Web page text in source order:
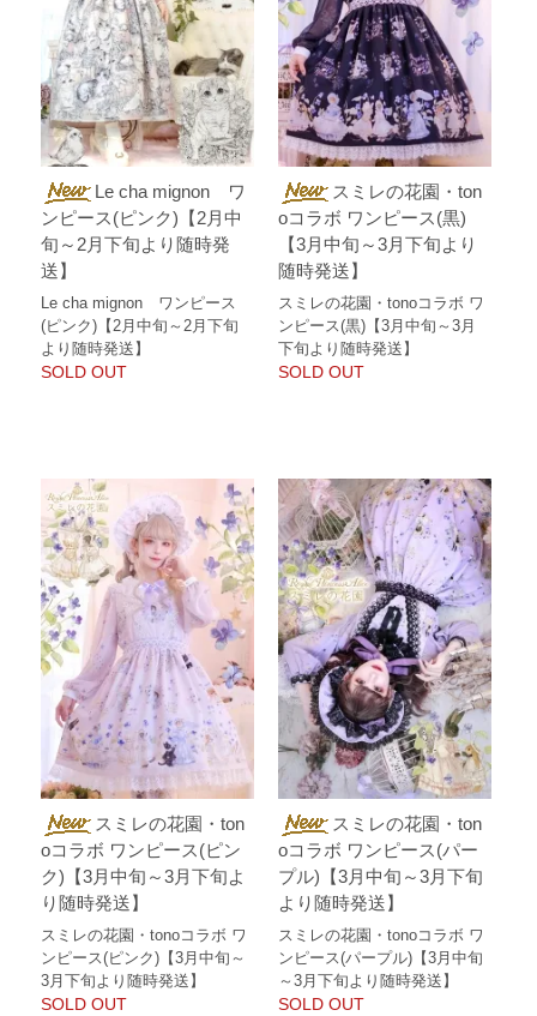
Le cha mignon ワ
ンピース(ピンク)【2月中
旬～2月下旬より随時発
送】
Le cha mignon ワンピース
(ピンク)【2月中旬～2月下旬
より随時発送】
SOLD OUT
スミレの花園・ton
oコラボ ワンピース(黒)
【3月中旬～3月下旬より
随時発送】
スミレの花園・tonoコラボ ワ
ンピース(黒)【3月中旬～3月
下旬より随時発送】
SOLD OUT
スミレの花園・ton
oコラボ ワンピース(ピン
ク)【3月中旬～3月下旬よ
り随時発送】
スミレの花園・tonoコラボ ワ
ンピース(ピンク)【3月中旬～
3月下旬より随時発送】
SOLD OUT
スミレの花園・ton
oコラボ ワンピース(パー
プル)【3月中旬～3月下旬
より随時発送】
スミレの花園・tonoコラボ ワ
ンピース(パープル)【3月中旬
～3月下旬より随時発送】
SOLD OUT